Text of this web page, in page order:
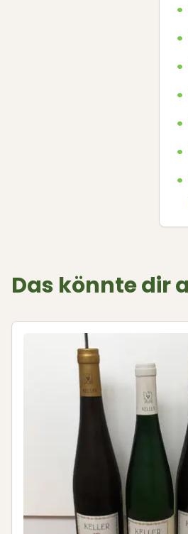
•
•
•
•
•
•
•
Das könnte dir